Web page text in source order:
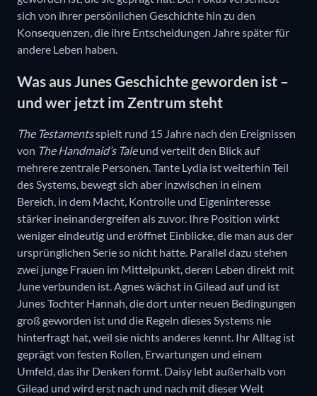
sich von ihrer persönlichen Geschichte hin zu den
Konsequenzen, die ihre Entscheidungen Jahre später für
andere Leben haben.
Was aus Junes Geschichte geworden ist –
und wer jetzt im Zentrum steht
The Testamentsspielt rund 15 Jahre nach den Ereignissen
von The Handmaid’s Taleund verteilt den Blick auf
mehrere zentrale Personen. Tante Lydia ist weiterhin Teil
des Systems, bewegt sich aber inzwischen in einem
Bereich, in dem Macht, Kontrolle und Eigeninteresse
stärker ineinandergreifen als zuvor. Ihre Position wirkt
weniger eindeutig und eröffnet Einblicke, die man aus der
ursprünglichen Serie so nicht hatte. Parallel dazu stehen
zwei junge Frauen im Mittelpunkt, deren Leben direkt mit
June verbunden ist. Agnes wächst in Gilead auf und ist
Junes Tochter Hannah, die dort unter neuen Bedingungen
groß geworden ist und die Regeln dieses Systems nie
hinterfragt hat, weil sie nichts anderes kennt. Ihr Alltag ist
geprägt von festen Rollen, Erwartungen und einem
Umfeld, das ihr Denken formt. Daisy lebt außerhalb von
Gilead und wird erst nach und nach mit dieser Welt